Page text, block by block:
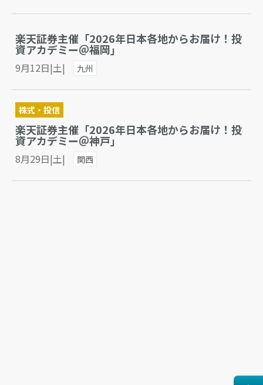
楽天証券主催「2026年日本各地からお届け！投
資アカデミー＠福岡」
9月12日|土| 九州
株式・投信
楽天証券主催「2026年日本各地からお届け！投
資アカデミー＠神戸」
8月29日|土| 関西